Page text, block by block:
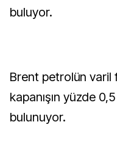
buluyor.
Brent petrolün varil
kapanışın yüzde
bulunuyor.